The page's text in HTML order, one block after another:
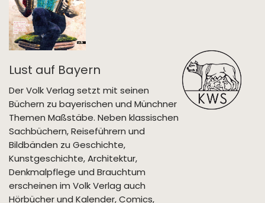
Lust auf Bayern
Der Volk Verlag setzt mit seinen
Büchern zu bayerischen und Münchner
Themen Maßstäbe. Neben klassischen
Sachbüchern, Reiseführern und
Bildbänden zu Geschichte,
Kunstgeschichte, Architektur,
Denkmalpflege und Brauchtum
erscheinen im Volk Verlag auch
Hörbücher und Kalender, Comics,